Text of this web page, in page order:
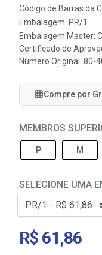
Código de Barras da
Embalagem: PR/1
Embalagem Master:
Certificado de
Número Original: 80-
Compre por
MEMBROS
P M
SELECIONE UMA
R$ 61,86